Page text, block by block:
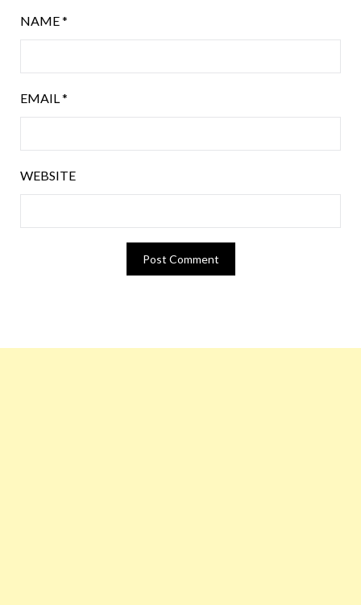
NAME*
EMAIL*
WEBSITE